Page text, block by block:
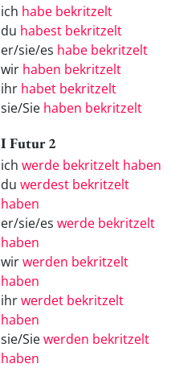
ich habe bekritzelt
du habest bekritzelt
er/sie/es habe bekritzelt
wir haben bekritzelt
ihr habet bekritzelt
sie/Sie haben bekritzelt
I Futur 2
ich werde bekritzelt haben
du werdest bekritzelt
haben
er/sie/es werde bekritzelt
haben
wirwerden bekritzelt
haben
ihrwerdet bekritzelt
haben
sie/Siewerden bekritzelt
haben